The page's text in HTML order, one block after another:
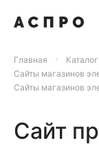
Главная
Сайты магазинов
Сайты магазинов
Сайт